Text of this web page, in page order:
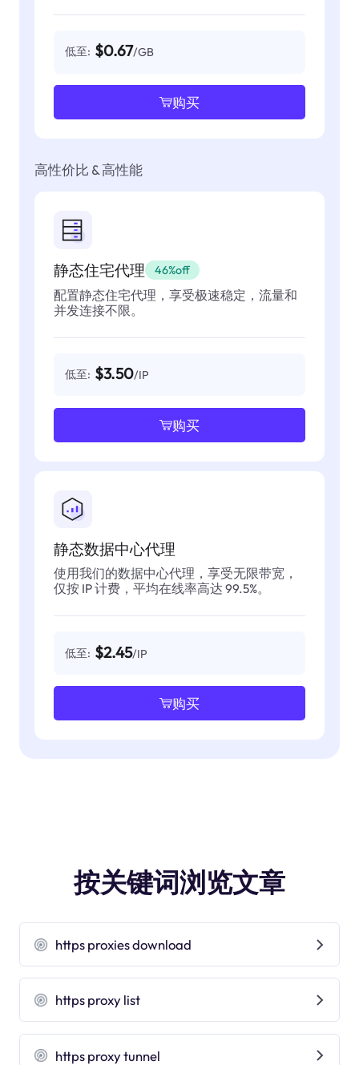
低至: $0.67/GB
购买
高性价比 & 高性能
静态住宅代理 46%off
配置静态住宅代理，享受极速稳定，流量和
并发连接不限。
低至: $3.50/IP
购买
静态数据中心代理
使用我们的数据中心代理，享受无限带宽，
仅按 IP 计费，平均在线率高达 99.5%。
低至: $2.45/IP
购买
按关键词浏览文章
https proxies download
https proxy list
https proxy tunnel